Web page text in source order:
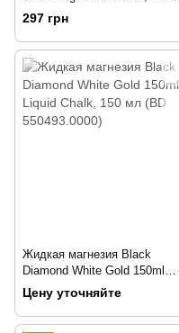
(BD 550502.0000)
297 грн
Жидкая магнезия Black
Diamond White Gold 150ml
Liquid Chalk, 150 мл (BD
550493.0000)
Цену уточняйте